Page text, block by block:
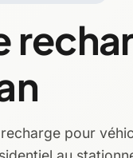
Montréal
pour